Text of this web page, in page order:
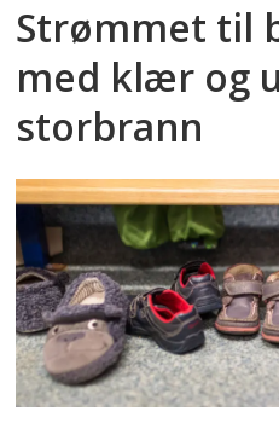
Strømmet til
med klær og
storbrann